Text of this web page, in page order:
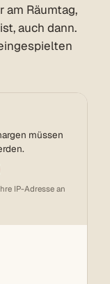
am Räumtag,
auch dann.
müssen
IP-Adresse an